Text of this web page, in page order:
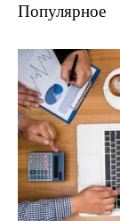
Популярное